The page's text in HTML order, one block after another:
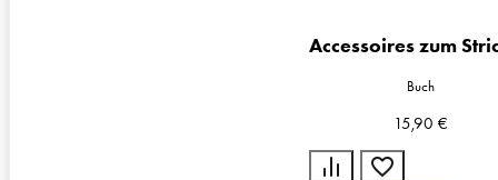
Accessoires zum
Buch
15,90 €